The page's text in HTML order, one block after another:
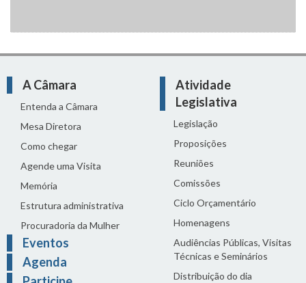
A Câmara
Entenda a Câmara
Mesa Diretora
Como chegar
Agende uma Visita
Memória
Estrutura administrativa
Procuradoria da Mulher
Eventos
Agenda
Atividade
Legislativa
Legislação
Proposições
Reuniões
Comissões
Ciclo Orçamentário
Homenagens
Audiências Públicas, Visitas
Técnicas e Seminários
Distribuição do dia